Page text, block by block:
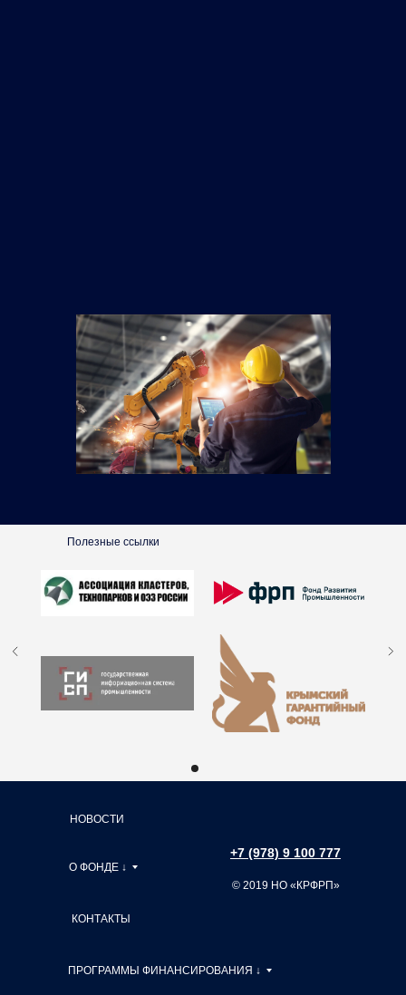
Полезные ссылки
+7 (978) 9 100 777
© 2019 НО «КРФРП»
О ФОНДЕ ↓
ПРОГРАММЫ ФИНАНСИРОВАНИЯ ↓
НОВОСТИ
КОНТАКТЫ